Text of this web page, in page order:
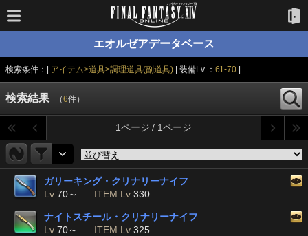
エオルゼアデータベース
検索条件：| アイテム>道具>調理道具(副道具) | 装備Lv ： 61-70
検索結果 （6件）
1ページ / 1ページ
ガリーキング・クリナリーナイフ
Lv 70～ ITEM Lv 330
ナイトスチール・クリナリーナイフ
Lv 70～ ITEM Lv 325